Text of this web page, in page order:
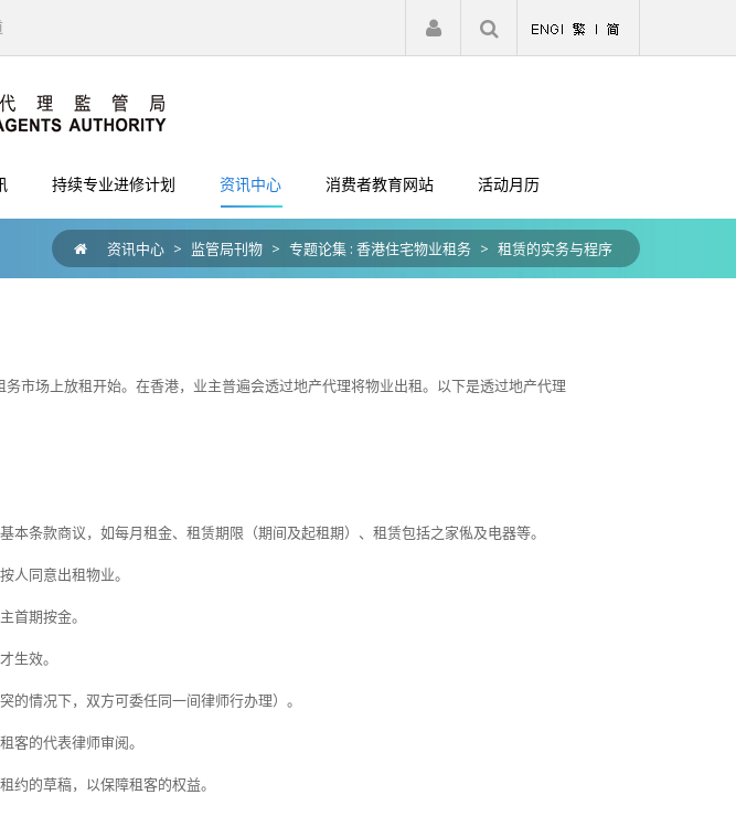
注册 登入
持续专业进修计划 资讯中心 消费者教育网站 活动月历
资讯中心 > 监管局刊物 > 专题论集 : 香港住宅物业租务 > 租赁的实务与程序
市场上放租开始。在香港，业主普遍会透过地产代理将物业出租。以下是透过地产代理
本条款商议，如每月租金、租赁期限（期间及起租期）、租赁包括之家俬及电器等。
人同意出租物业。
首期按金。
生效。
的情况下，双方可委任同一间律师行办理）。
客的代表律师审阅。
约的草稿，以保障租客的权益。